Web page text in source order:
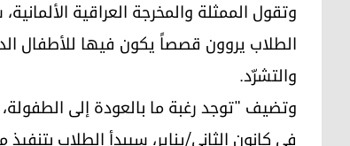
وتقول الممثلة والمخرجة العراقية
الطلاب يروون قصصاً يكون فيها للأطفال
والتشرّد.
وتضيف "توجد رغبة ما بالعودة إلى الطفولة،